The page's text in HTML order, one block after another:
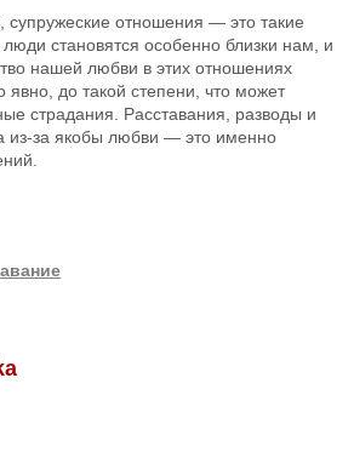
отношения — это такие
становятся особенно близки нам, и
нашей любви в этих отношениях
явно, до такой степени, что может
страдания. Расставания, разводы и
из-за якобы любви — это именно